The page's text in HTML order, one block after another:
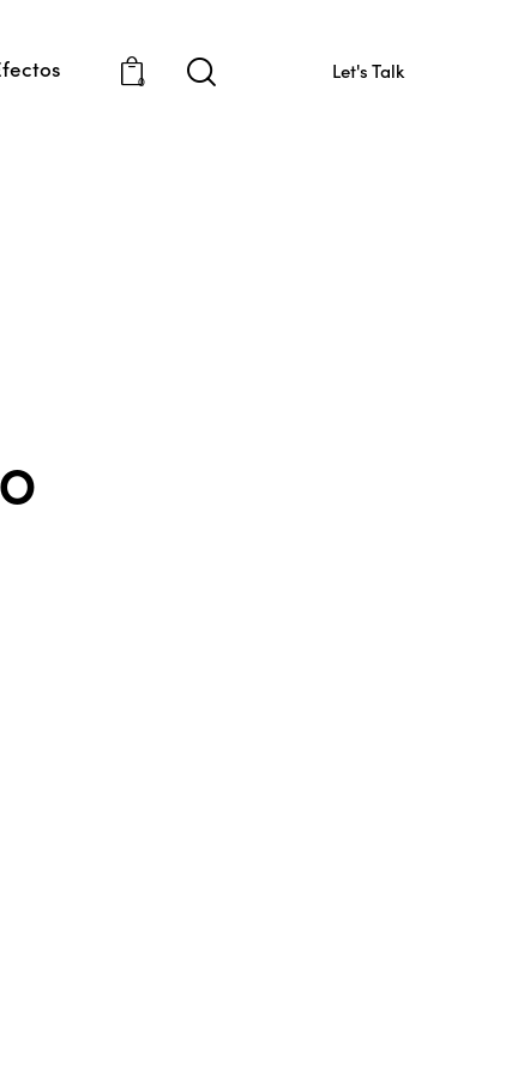
0
Let's Talk